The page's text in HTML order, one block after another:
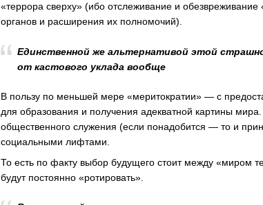
«террора сверху» (ибо отслеживание и
органов и расширения их полномочий).
Единственной же альтернативой этой
от кастового уклада вообще
В пользу по меньшей мере «меритократии» — с
для образования и получения адекватной картины
общественного служения (если понадобится — то и
социальными лифтами.
То есть по факту выбор будущего стоит между «миром
будут постоянно «ротировать».